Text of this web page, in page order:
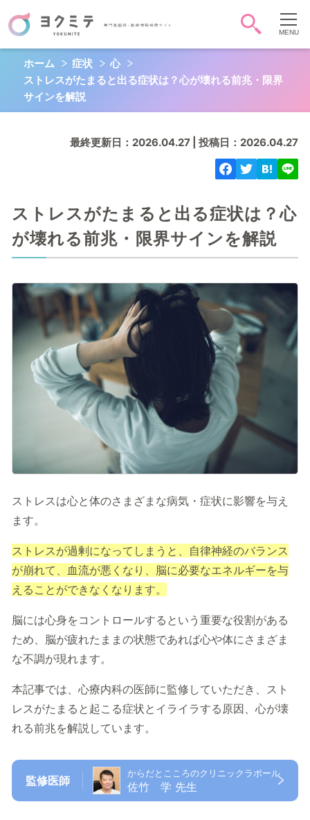
症状・病気から調べる
頭-顔-首
全身 心
記事を読む
症状に関する記事
病気に関する記事
監修医師一覧
開院情報一覧
運営情報
運営会社／会社概要
プライバシーポリシー
ホーム 症状
心
ストレスがたまると出る症状は？心が壊れる前兆・限界
サインを解説
最終更新日：2026.04.27 | 投稿日：2026.04.27
ストレスがたまると出る症状は？心
が壊れる前兆・限界サインを解説
ストレスは心と体のさまざまな病気・症状に影響を与え
ます。
ストレスが過剰になってしまうと、自律神経のバランス
が崩れて、血流が悪くなり、脳に必要なエネルギーを与
えることができなくなります。
脳には心身をコントロールするという重要な役割がある
ため、脳が疲れたままの状態であれば心や体にさまざま
な不調が現れます。
本記事では、心療内科の医師に監修していただき、スト
レスがたまると起こる症状とイライラする原因、心が壊
れる前兆を解説しています。
監修医師
からだとこころのクリニックラポール
佐竹 学 先生